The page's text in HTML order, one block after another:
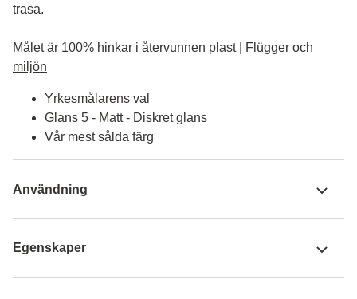
trasa.
Målet är 100% hinkar i återvunnen plast | Flügger och
miljön
Yrkesmålarens val
Glans 5 - Matt - Diskret glans
Vår mest sålda färg
Användning
Egenskaper